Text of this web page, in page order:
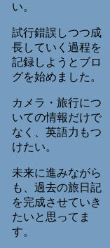
い。
試行錯誤しつつ成
長していく過程を
記録しようとブロ
グを始めました。
カメラ・旅行につ
いての情報だけで
なく、英語力もつ
けたい。
未来に進みながら
も、過去の旅日記
を完成させていき
たいと思ってま
す。